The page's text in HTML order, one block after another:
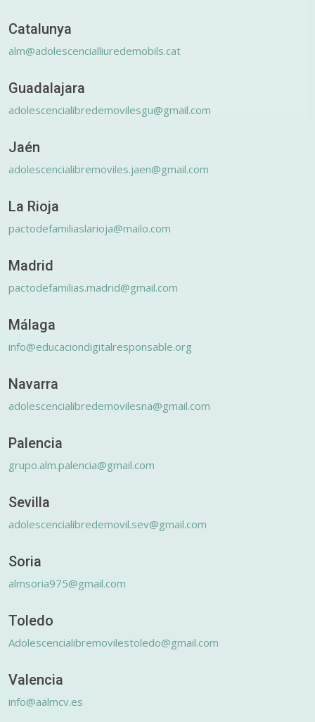
Catalunya
alm@adolescencialliuredemobils.cat
Guadalajara
adolescencialibredemovilesgu@gmail.com
Jaén
adolescencialibremoviles.jaen@gmail.com
La Rioja
pactodefamiliaslarioja@mailo.com
Madrid
pactodefamilias.madrid@gmail.com
Málaga
info@educaciondigitalresponsable.org
Navarra
adolescencialibredemovilesna@gmail.com
Palencia
grupo.alm.palencia@gmail.com
Sevilla
adolescencialibredemovil.sev@gmail.com
Soria
almsoria975@gmail.com
Toledo
Adolescencialibremovilestoledo@gmail.com
Valencia
info@aalmcv.es